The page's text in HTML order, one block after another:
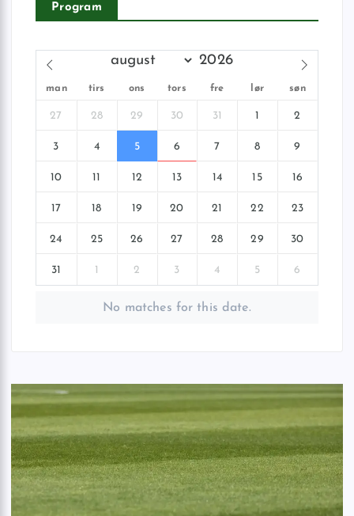
Program
man tirs ons tors fre lør søn
27 28 29 30 31 1 2
3 4 5 6 7 8 9
10 11 12 13 14 15 16
17 18 19 20 21 22 23
24 25 26 27 28 29 30
31 1 2 3 4 5 6
No matches for this date.